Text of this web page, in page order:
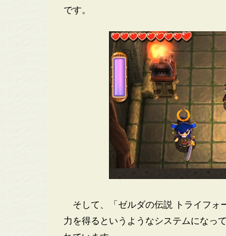
です。
そして、「ゼルダの伝説 トライフォ
力を得るというようなシステムになっ